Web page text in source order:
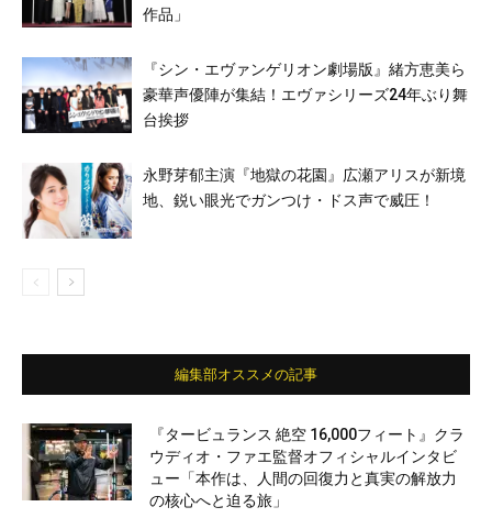
作品」
『シン・エヴァンゲリオン劇場版』緒方恵美ら
豪華声優陣が集結！エヴァシリーズ24年ぶり舞
台挨拶
永野芽郁主演『地獄の花園』広瀬アリスが新境
地、鋭い眼光でガンつけ・ドス声で威圧！
編集部オススメの記事
『タービュランス 絶空 16,000フィート』クラ
ウディオ・ファエ監督オフィシャルインタビ
ュー「本作は、人間の回復力と真実の解放力
の核心へと迫る旅」